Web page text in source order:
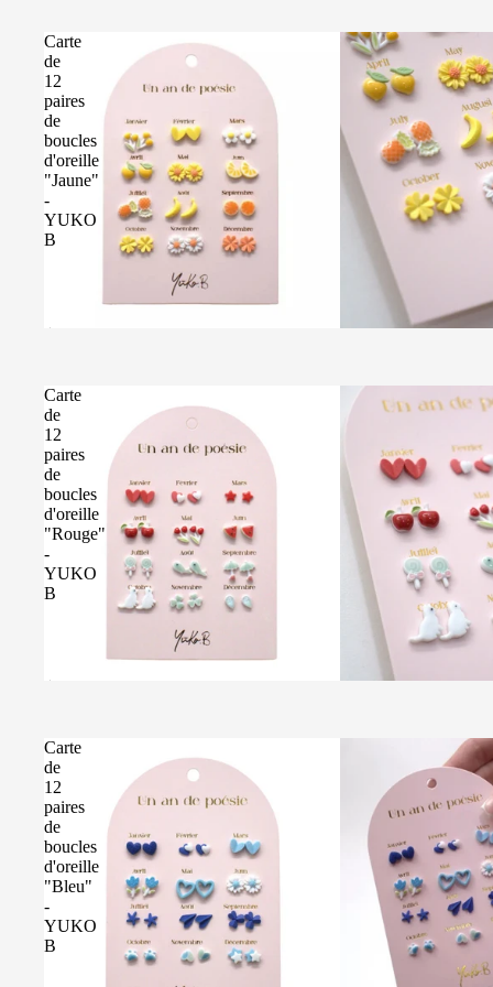
Carte
de
12
paires
de
boucles
d'oreille
"Jaune"
-
YUKO
B
Carte
de
12
paires
de
boucles
d'oreille
"Rouge"
-
YUKO
B
Carte
de
12
paires
de
boucles
d'oreille
"Bleu"
-
YUKO
B